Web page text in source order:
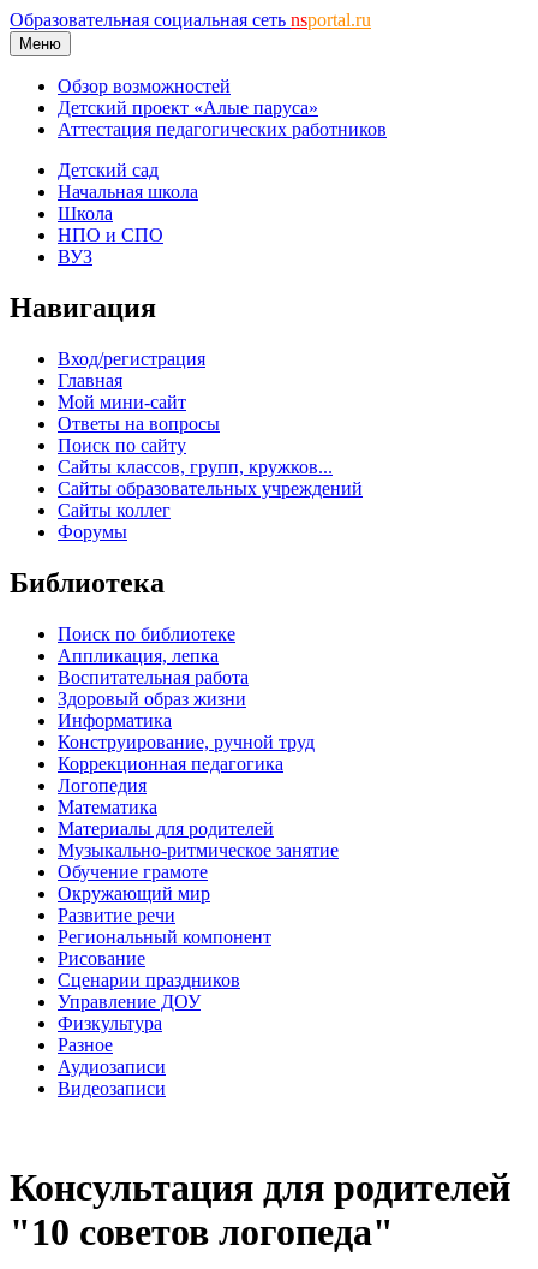
Образовательная социальная сеть nsportal.ru
Меню
Обзор возможностей
Детский проект «Алые паруса»
Аттестация педагогических работников
Детский сад
Начальная школа
Школа
НПО и СПО
ВУЗ
Навигация
Вход/регистрация
Главная
Мой мини-сайт
Ответы на вопросы
Поиск по сайту
Сайты классов, групп, кружков...
Сайты образовательных учреждений
Сайты коллег
Форумы
Библиотека
Поиск по библиотеке
Аппликация, лепка
Воспитательная работа
Здоровый образ жизни
Информатика
Конструирование, ручной труд
Коррекционная педагогика
Логопедия
Математика
Материалы для родителей
Музыкально-ритмическое занятие
Обучение грамоте
Окружающий мир
Развитие речи
Региональный компонент
Рисование
Сценарии праздников
Управление ДОУ
Физкультура
Разное
Аудиозаписи
Видеозаписи
Консультация для родителей
"10 советов логопеда"